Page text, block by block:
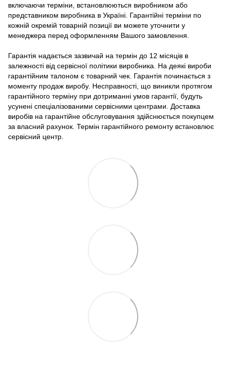
включаючи терміни, встановлюються виробником або
представником виробника в Україні. Гарантійні терміни по
кожній окремій товарній позиції ви можете уточнити у
менеджера перед оформленням Вашого замовлення.
Гарантія надається зазвичай на термін до 12 місяців в
залежності від сервісної політики виробника. На деякі вироби
гарантійним талоном є товарний чек. Гарантія починається з
моменту продаж виробу. Несправності, що виникли протягом
гарантійного терміну при дотриманні умов гарантії, будуть
усунені спеціалізованими сервісними центрами. Доставка
виробів на гарантійне обслуговування здійснюється покупцем
за власний рахунок. Термін гарантійного ремонту встановлює
сервісний центр.